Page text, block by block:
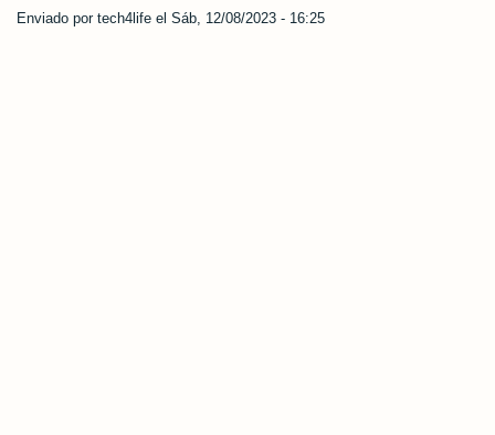
Enviado por tech4life el Sáb, 12/08/2023 - 16:25